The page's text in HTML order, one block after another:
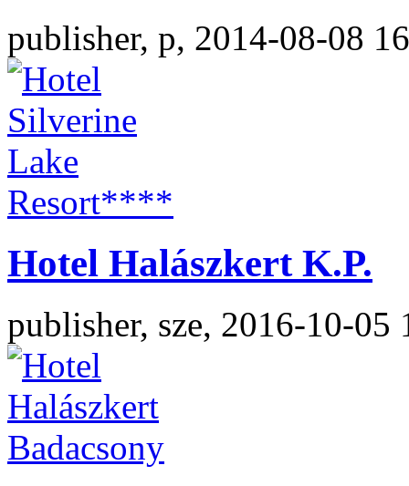
publisher, p, 2014-08-08
Hotel Halászkert K.P.
publisher, sze, 2016-10-05